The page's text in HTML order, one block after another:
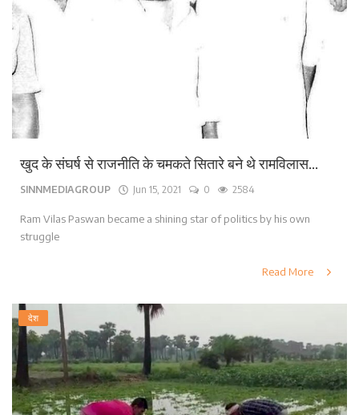
खुद के संघर्ष से राजनीति के चमकते सितारे बने थे रामविलास...
SINNMEDIAGROUP Jun 15, 2021 0 2584
Ram Vilas Paswan became a shining star of politics by his own
struggle
Read More
देश